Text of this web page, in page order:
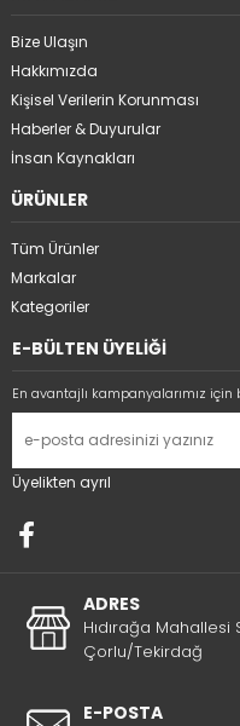
Bize Ulaşın
Hakkımızda
Kişisel Verilerin Korunması
Haberler & Duyurular
İnsan Kaynakları
ÜRÜNLER
Tüm Ürünler
Markalar
Kategoriler
E-BÜLTEN ÜYELİĞİ
En avantajlı kampanyalarımız
Üyelikten ayrıl
ADRES
Hıdırağa Mahallesi
Çorlu/Tekirdağ
E-POSTA